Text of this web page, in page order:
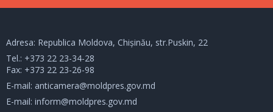
Adresa: Republica Moldova, Chișinău, str.Puskin, 22
Tel.: +373 22 23-34-28
Fax: +373 22 23-26-98
E-mail: anticamera@moldpres.gov.md
E-mail: inform@moldpres.gov.md